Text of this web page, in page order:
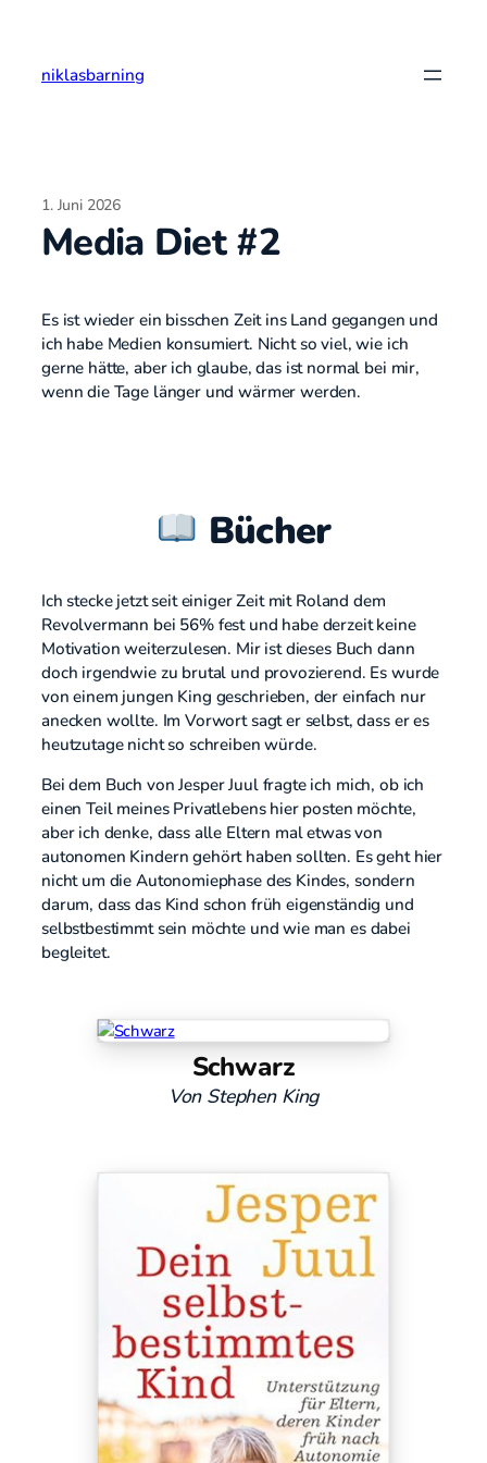
springen
niklasbarning
1. Juni 2026
Media Diet #2
Es ist wieder ein bisschen Zeit ins Land gegangen und
ich habe Medien konsumiert. Nicht so viel, wie ich
gerne hätte, aber ich glaube, das ist normal bei mir,
wenn die Tage länger und wärmer werden.
Bücher
Ich stecke jetzt seit einiger Zeit mit Roland dem
Revolvermann bei 56% fest und habe derzeit keine
Motivation weiterzulesen. Mir ist dieses Buch dann
doch irgendwie zu brutal und provozierend. Es wurde
von einem jungen King geschrieben, der einfach nur
anecken wollte. Im Vorwort sagt er selbst, dass er es
heutzutage nicht so schreiben würde.
Bei dem Buch von Jesper Juul fragte ich mich, ob ich
einen Teil meines Privatlebens hier posten möchte,
aber ich denke, dass alle Eltern mal etwas von
autonomen Kindern gehört haben sollten. Es geht hier
nicht um die Autonomiephase des Kindes, sondern
darum, dass das Kind schon früh eigenständig und
selbstbestimmt sein möchte und wie man es dabei
begleitet.
Schwarz
Von Stephen King